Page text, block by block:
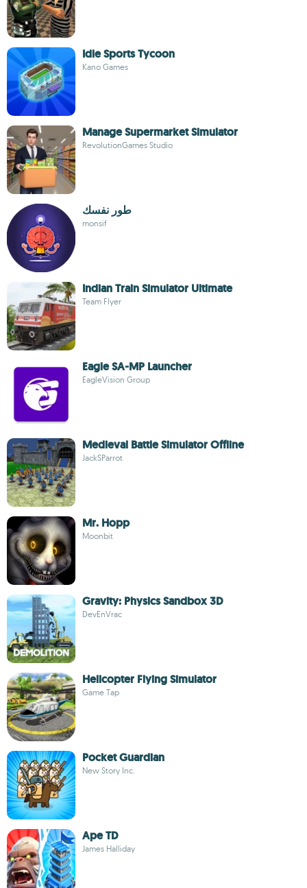
Idle Sports Tycoon
Kano Games
Manage Supermarket Simulator
RevolutionGames Studio
طور نفسك
monsif
Indian Train Simulator Ultimate
Team Flyer
Eagle SA-MP Launcher
EagleVision Group
Medieval Battle Simulator Offline
JackSParrot
Mr. Hopp
Moonbit
Gravity: Physics Sandbox 3D
DevEnVrac
Helicopter Flying Simulator
Game Tap
Pocket Guardian
New Story Inc.
Ape TD
James Halliday